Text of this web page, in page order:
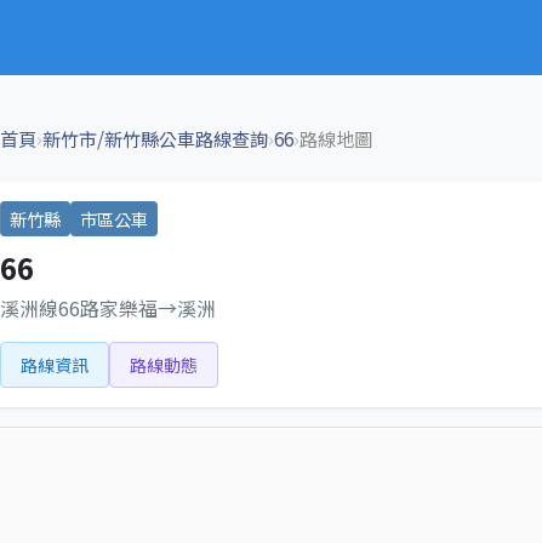
首頁›新竹市/新竹縣公車路線查詢›66›路線地圖
新竹縣 市區公車
66
溪洲線66路家樂福→溪洲
路線資訊 路線動態